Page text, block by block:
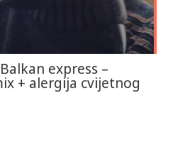
express –
+ alergija cvijetnog